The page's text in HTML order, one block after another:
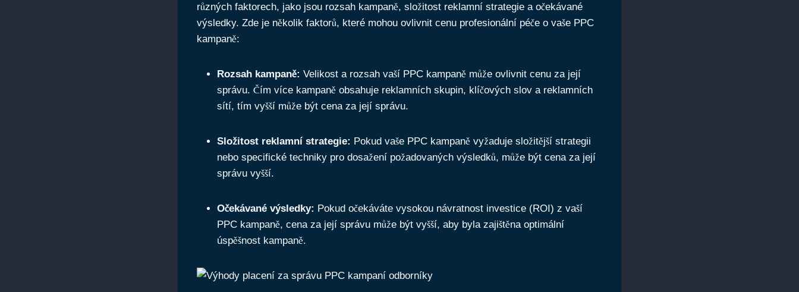
různých faktorech, jako jsou rozsah kampaně, složitost reklamní strategie a očekávané
výsledky. Zde je několik faktorů, které mohou ovlivnit cenu profesionální péče o vaše PPC
kampaně:
Rozsah kampaně: Velikost a rozsah vaší PPC kampaně může ovlivnit cenu za její
správu. Čím více kampaně obsahuje reklamních skupin, klíčových slov a reklamních
sítí, tím vyšší může být cena za její správu.
Složitost reklamní strategie: Pokud vaše PPC kampaně vyžaduje složitější strategii
nebo specifické techniky pro dosažení požadovaných výsledků, může být cena za její
správu vyšší.
Očekávané výsledky: Pokud očekáváte vysokou návratnost investice (ROI) z vaší
PPC kampaně, cena za její správu může být vyšší, aby byla zajištěna optimální
úspěšnost kampaně.